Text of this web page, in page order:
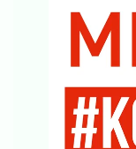
согласие
04 августа 2026
Без риска
04 августа 2026
Важная
04 августа 2026
Что делать